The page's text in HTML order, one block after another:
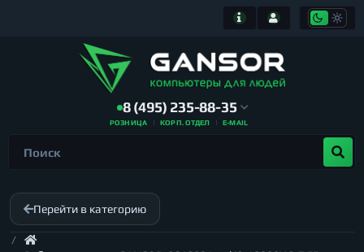
8 (495) 235-88-35
РОЗНИЦА КОРП. ОТДЕЛ E-MAIL
Перейти в категорию